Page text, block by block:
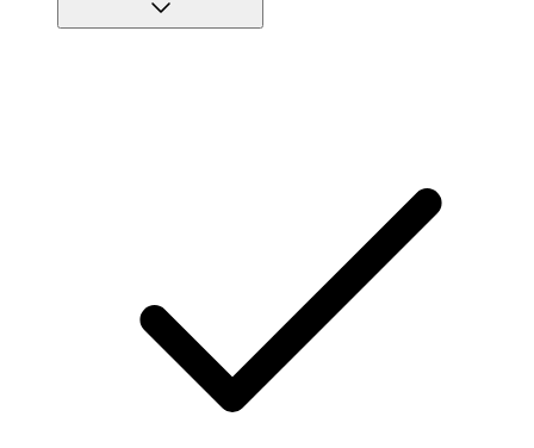
Fabriqué dans l'UE
Un insert en polaire douce à l'entrejambe offre un
approuvés conformément à la norme et ne contiennent